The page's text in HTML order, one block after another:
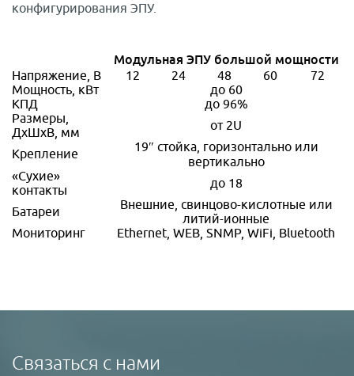
конфигурирования ЭПУ.
Модульная ЭПУ большой мощности
Напряжение, В 12 24 48 60
72
Мощность, кВт
до 60
КПД
до 96%
Размеры,
ДxШxВ, мм
от 2U
Крепление
19″ стойка, горизонтально или
вертикально
«Сухие»
контакты
до 18
Батареи
Внешние, свинцово-кислотные или
литий-ионные
Мониторинг
Ethernet, WEB, SNMP, WiFi, Bluetooth
Связаться с нами